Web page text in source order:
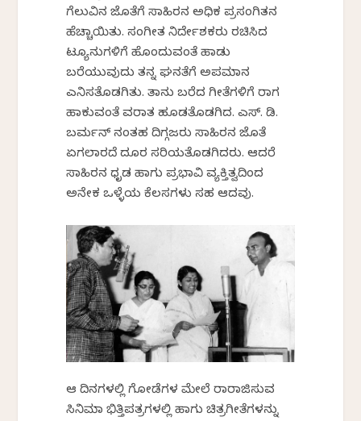
ಗೆಲುವಿನ ಜೊತೆಗೆ ಸಾಹಿರನ ಅಧಿಕ ಪ್ರಸಂಗಿತನ
ಹೆಚ್ಚಾಯಿತು. ಸಂಗೀತ ನಿರ್ದೇಶಕರು ರಚಿಸಿದ
ಟ್ಯೂನುಗಳಿಗೆ ಹೊಂದುವಂತೆ ಹಾಡು
ಬರೆಯುವುದು ತನ್ನ ಘನತೆಗೆ ಅಪಮಾನ
ಎನಿಸತೊಡಗಿತು. ತಾನು ಬರೆದ ಗೀತೆಗಳಿಗೆ ರಾಗ
ಹಾಕುವಂತೆ ವರಾತ ಹೂಡತೊಡಗಿದ. ಎಸ್. ಡಿ.
ಬರ್ಮನ್ ನಂತಹ ದಿಗ್ಗಜರು ಸಾಹಿರನ ಜೊತೆ
ಏಗಲಾರದೆ ದೂರ ಸರಿಯತೊಡಗಿದರು. ಆದರೆ
ಸಾಹಿರನ ಧೃಡ ಹಾಗು ಪ್ರಭಾವಿ ವ್ಯಕ್ತಿತ್ವದಿಂದ
ಅನೇಕ ಒಳ್ಳೆಯ ಕೆಲಸಗಳು ಸಹ ಆದವು.
ಆ ದಿನಗಳಲ್ಲಿ ಗೋಡೆಗಳ ಮೇಲೆ ರಾರಾಜಿಸುವ
ಸಿನಿಮಾ ಭಿತ್ತಿಪತ್ರಗಳಲ್ಲಿ ಹಾಗು ಚಿತ್ರಗೀತೆಗಳನ್ನು